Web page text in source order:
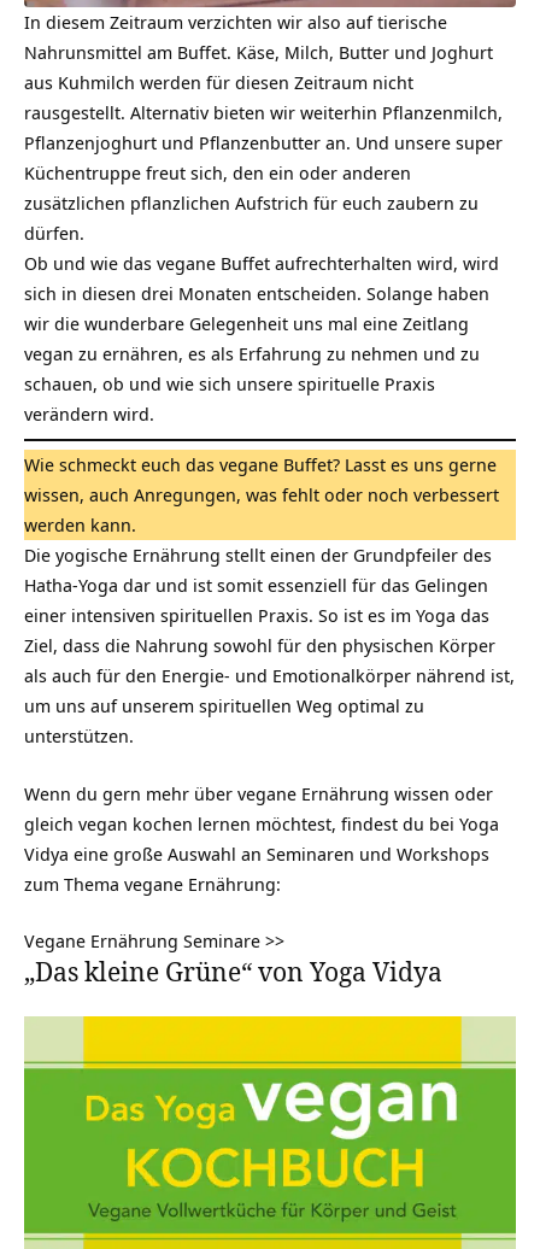
In diesem Zeitraum verzichten wir also auf tierische
Nahrunsmittel am Buffet. Käse, Milch, Butter und Joghurt
aus Kuhmilch werden für diesen Zeitraum nicht
rausgestellt. Alternativ bieten wir weiterhin Pflanzenmilch,
Pflanzenjoghurt und Pflanzenbutter an. Und unsere super
Küchentruppe freut sich, den ein oder anderen
zusätzlichen pflanzlichen Aufstrich für euch zaubern zu
dürfen.
Ob und wie das vegane Buffet aufrechterhalten wird, wird
sich in diesen drei Monaten entscheiden. Solange haben
wir die wunderbare Gelegenheit uns mal eine Zeitlang
vegan zu ernähren, es als Erfahrung zu nehmen und zu
schauen, ob und wie sich unsere spirituelle Praxis
verändern wird.
Wie schmeckt euch das vegane Buffet? Lasst es uns gerne
wissen, auch Anregungen, was fehlt oder noch verbessert
werden kann.
Die yogische Ernährung stellt einen der Grundpfeiler des
Hatha-Yoga dar und ist somit essenziell für das Gelingen
einer intensiven spirituellen Praxis. So ist es im Yoga das
Ziel, dass die Nahrung sowohl für den physischen Körper
als auch für den Energie- und Emotionalkörper nährend ist,
um uns auf unserem spirituellen Weg optimal zu
unterstützen.
Wenn du gern mehr über vegane Ernährung wissen oder
gleich vegan kochen lernen möchtest, findest du bei Yoga
Vidya eine große Auswahl an Seminaren und Workshops
zum Thema vegane Ernährung:
Vegane Ernährung Seminare >>
„Das kleine Grüne“ von Yoga Vidya